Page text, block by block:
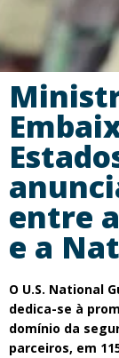
entre
e a
O U.S. National
dedica-se à
domínio da
parceiros, em